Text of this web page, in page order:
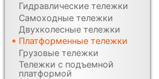
Гидравлические тележки
Самоходные тележки
Двухколесные тележки
Платформенные тележки
Грузовые тележки
Тележки с подъемной
платформой